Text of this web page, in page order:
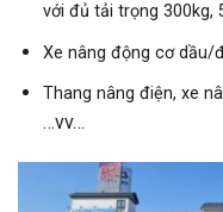
với đủ tải trọng 300kg,
Xe nâng động cơ dầu/
Thang nâng điện, xe
…vv…